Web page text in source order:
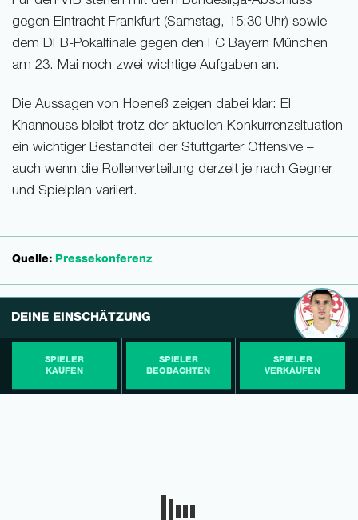
gegen Eintracht Frankfurt (Samstag, 15:30 Uhr) sowie
dem DFB-Pokalfinale gegen den FC Bayern München
am 23. Mai noch zwei wichtige Aufgaben an.
Die Aussagen von Hoeneß zeigen dabei klar: El
Khannouss bleibt trotz der aktuellen Konkurrenzsituation
ein wichtiger Bestandteil der Stuttgarter Offensive –
auch wenn die Rollenverteilung derzeit je nach Gegner
und Spielplan variiert.
Quelle: Pressekonferenz
DEINE EINSCHÄTZUNG
SPIELER
KAUFEN
SPIELER
BEOBACHTEN
SPIELER
VERKAUFEN